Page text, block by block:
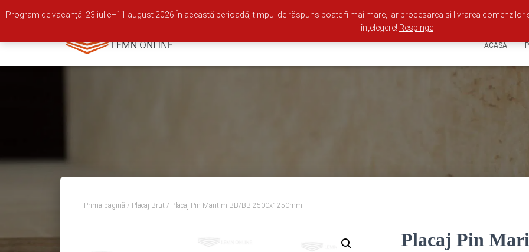
Program de vacanță: 23 iulie–11 august 2026 În această perioadă, timpul de răspuns poate fi mai mare, iar procesarea și livrarea
înțelegere! Respinge
0722 681 973 Whatsapp office@lemn-online.ro
ACASA
Prima pagină / Placaj Brut / Placaj Pin Maritim BB/BB 2500x1250mm
Placaj Pin